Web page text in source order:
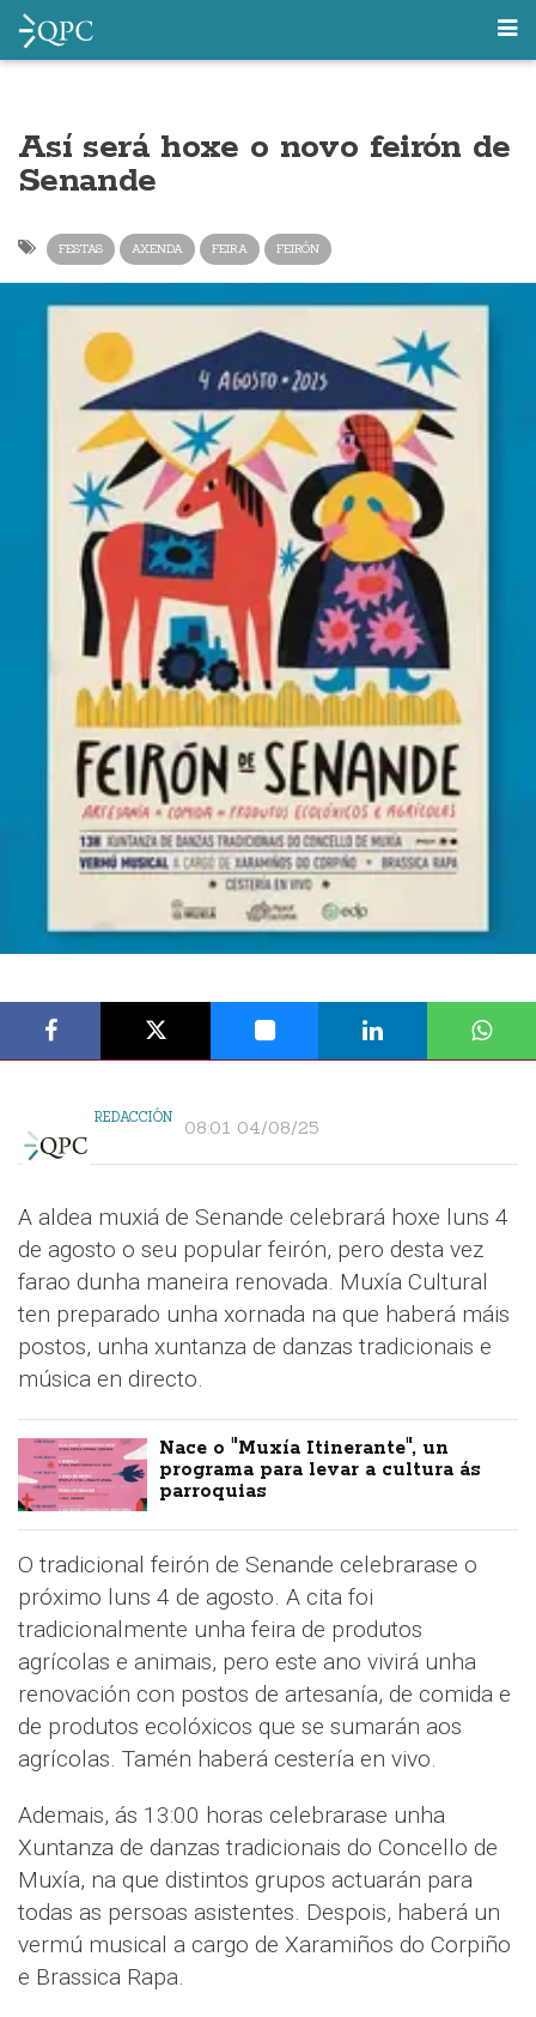
Así será hoxe o novo feirón de
Senande
FESTAS AXENDA FEIRA FEIRÓN
REDACCIÓN 08:01 04/08/25
A aldea muxiá de Senande celebrará hoxe luns 4
de agosto o seu popular feirón, pero desta vez
farao dunha maneira renovada. Muxía Cultural
ten preparado unha xornada na que haberá máis
postos, unha xuntanza de danzas tradicionais e
música en directo.
Nace o "Muxía Itinerante", un
programa para levar a cultura ás
parroquias
O tradicional feirón de Senande celebrarase o
próximo luns 4 de agosto. A cita foi
tradicionalmente unha feira de produtos
agrícolas e animais, pero este ano vivirá unha
renovación con postos de artesanía, de comida e
de produtos ecolóxicos que se sumarán aos
agrícolas. Tamén haberá cestería en vivo.
Ademais, ás 13:00 horas celebrarase unha
Xuntanza de danzas tradicionais do Concello de
Muxía, na que distintos grupos actuarán para
todas as persoas asistentes. Despois, haberá un
vermú musical a cargo de Xaramiños do Corpiño
e Brassica Rapa.